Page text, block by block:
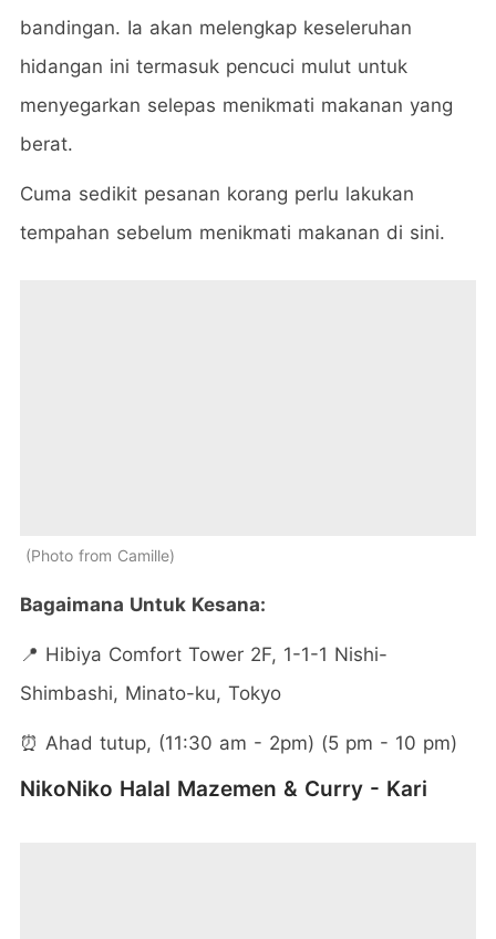
bandingan. Ia akan melengkap keseleruhan
hidangan ini termasuk pencuci mulut untuk
menyegarkan selepas menikmati makanan yang
berat.
Cuma sedikit pesanan korang perlu lakukan
tempahan sebelum menikmati makanan di sini.
Photo from Camille
Bagaimana Untuk Kesana:
📍 Hibiya Comfort Tower 2F, 1-1-1 Nishi-
Shimbashi, Minato-ku, Tokyo
⏰ Ahad tutup, (11:30 am - 2pm) (5 pm - 10 pm)
NikoNiko Halal Mazemen & Curry - Kari